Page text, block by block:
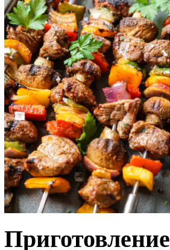
Приготовление